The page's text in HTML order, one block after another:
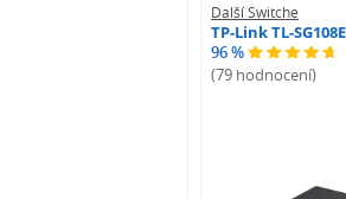
Další Switche
TP-Link TL-SG108E
96 %
(79 hodnocení)